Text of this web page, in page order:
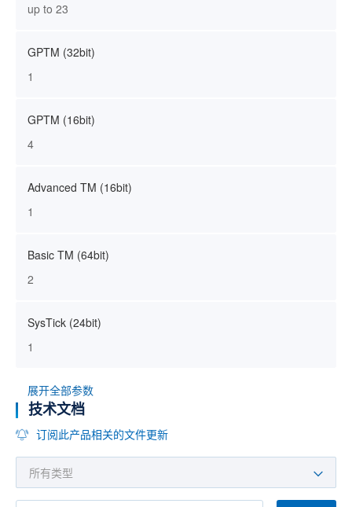
up to 23
GPTM (32bit)
1
GPTM (16bit)
4
Advanced TM (16bit)
1
Basic TM (64bit)
2
SysTick (24bit)
1
展开全部参数
技术文档
订阅此产品相关的文件更新